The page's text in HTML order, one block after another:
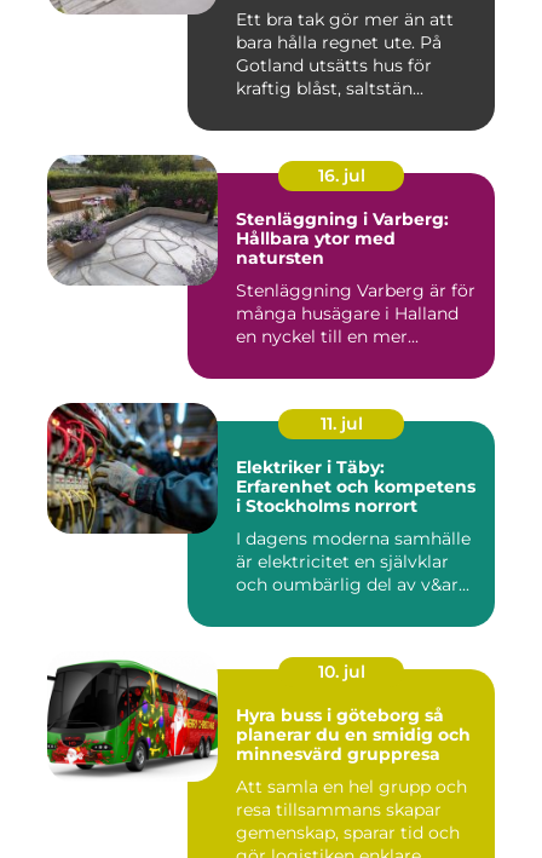
Ett bra tak gör mer än att
bara hålla regnet ute. På
Gotland utsätts hus för
kraftig blåst, saltstän...
16. jul
Stenläggning i Varberg:
Hållbara ytor med
natursten
Stenläggning Varberg är för
många husägare i Halland
en nyckel till en mer...
11. jul
Elektriker i Täby:
Erfarenhet och kompetens
i Stockholms norrort
I dagens moderna samhälle
är elektricitet en självklar
och oumbärlig del av v&ar...
10. jul
Hyra buss i göteborg så
planerar du en smidig och
minnesvärd gruppresa
Att samla en hel grupp och
resa tillsammans skapar
gemenskap, sparar tid och